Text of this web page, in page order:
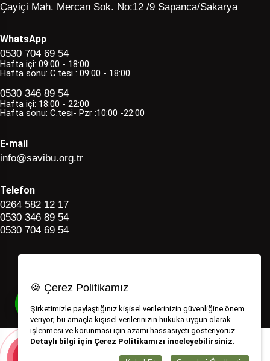
Çayiçi Mah. Mercan Sok. No:12 /9 Sapanca/Sakarya
WhatsApp
0530 704 69 54
Hafta içi: 09:00 - 18:00
Hafta sonu: C.tesi : 09:00 - 18:00
0530 346 89 54
Hafta içi: 18:00 - 22:00
Hafta sonu: C.tesi- Pzr :10:00 -22:00
E-mail
info@savibu.org.tr
Telefon
0264 582 12 17
0530 346 89 54
0530 704 69 54
Haldız Digital Reklam Ajansı & Sosyal Medya Yönetimi
🍪 Çerez Politikamız
Şirketimizle paylaştığınız kişisel verilerinizin güvenliğine önem
veriyor; bu amaçla kişisel verilerinizin hukuka uygun olarak
işlenmesi ve korunması için azami hassasiyeti gösteriyoruz.
Detaylı bilgi için Çerez Politikamızı inceleyebilirsiniz.